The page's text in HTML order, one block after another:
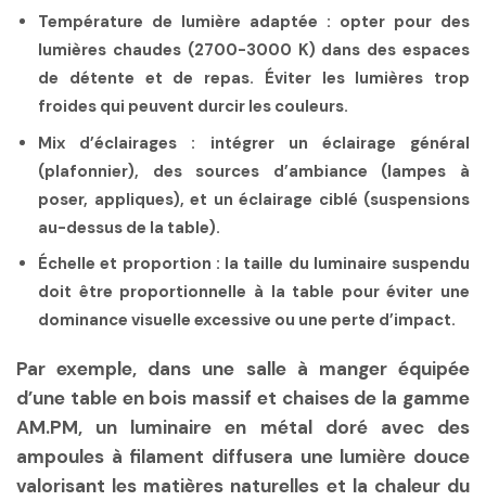
Température de lumière adaptée : opter pour des
lumières chaudes (2700-3000 K) dans des espaces
de détente et de repas. Éviter les lumières trop
froides qui peuvent durcir les couleurs.
Mix d’éclairages : intégrer un éclairage général
(plafonnier), des sources d’ambiance (lampes à
poser, appliques), et un éclairage ciblé (suspensions
au-dessus de la table).
Échelle et proportion : la taille du luminaire suspendu
doit être proportionnelle à la table pour éviter une
dominance visuelle excessive ou une perte d’impact.
Par exemple, dans une salle à manger équipée
d’une table en bois massif et chaises de la gamme
AM.PM, un luminaire en métal doré avec des
ampoules à filament diffusera une lumière douce
valorisant les matières naturelles et la chaleur du